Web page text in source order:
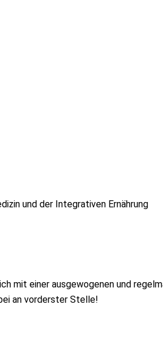
und der Integrativen Ernährung
mit einer ausgewogenen und
an vorderster Stelle!